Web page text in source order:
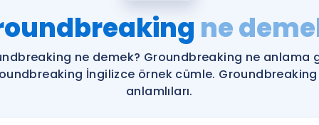
YDS ve YÖKDİL
YDS ve YÖKDİL'e
ne
ne demek? Groundbreaking ne anlama
İngilizce örnek cümle. Groundbreaking
anlamlıları.